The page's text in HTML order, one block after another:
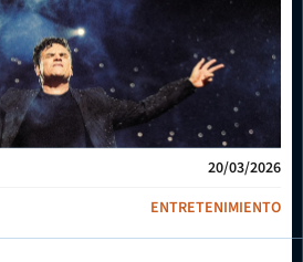
20/03/2026
ENTRETENIMIENTO